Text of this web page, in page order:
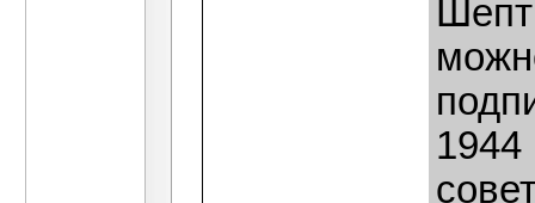
1944